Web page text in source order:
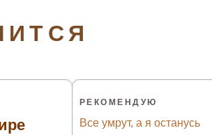
РЕКОМЕНДУЮ
Все умрут, а я останусь